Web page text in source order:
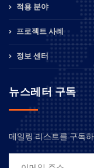
적용 분야
프로젝트 사례
정보 센터
뉴스레터 구독
메일링 리스트를 구독